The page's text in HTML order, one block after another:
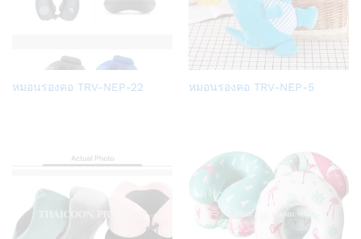
Add
หมอนรองคอ TRV-NEP-22
Add
หมอนรองคอ TRV-NEP-5